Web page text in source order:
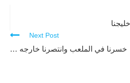
Next Post
خسرنا في الملعب وانتصرنا خارجه …